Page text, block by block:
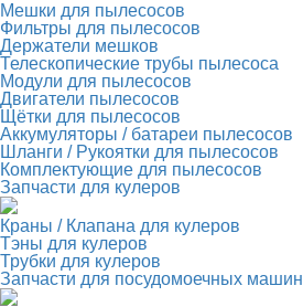
Мешки для пылесосов
Фильтры для пылесосов
Держатели мешков
Телескопические трубы пылесоса
Модули для пылесосов
Двигатели пылесосов
Щётки для пылесосов
Аккумуляторы / батареи пылесосов
Шланги / Рукоятки для пылесосов
Комплектующие для пылесосов
Запчасти для кулеров
Краны / Клапана для кулеров
Тэны для кулеров
Трубки для кулеров
Запчасти для посудомоечных машин